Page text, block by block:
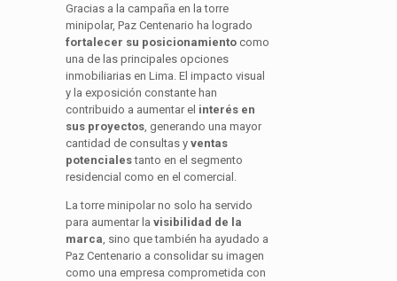
Gracias a la campaña en la torre
minipolar, Paz Centenario ha logrado
fortalecer su posicionamiento como
una de las principales opciones
inmobiliarias en Lima. El impacto visual
y la exposición constante han
contribuido a aumentar el interés en
sus proyectos , generando una mayor
cantidad de consultas y ventas
potencialestanto en el segmento
residencial como en el comercial.
La torre minipolar no solo ha servido
para aumentar la visibilidad de la
marca , sino que también ha ayudado a
Paz Centenario a consolidar su imagen
como una empresa comprometida con